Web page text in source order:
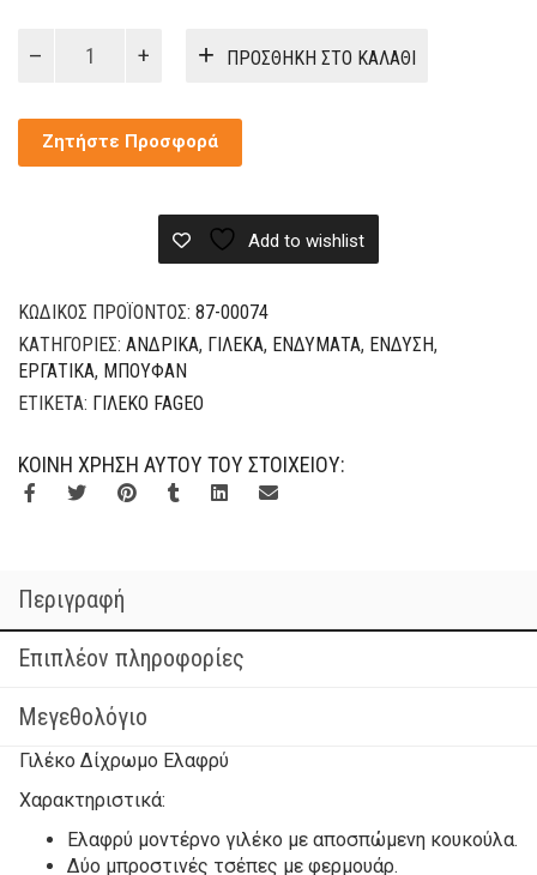
ΔΙΧΡΩΜΟ
ποσότητα
ΠΡΟΣΘΉΚΗ ΣΤΟ ΚΑΛΆΘΙ
Ζητήστε Προσφορά
Add to wishlist
ΚΩΔΙΚΌΣ ΠΡΟΪΌΝΤΟΣ: 87-00074
ΚΑΤΗΓΟΡΊΕΣ: ΑΝΔΡΙΚΆ, ΓΙΛΈΚΑ, ΕΝΔΎΜΑΤΑ, ΈΝΔΥΣΗ,
ΕΡΓΑΤΙΚΆ, ΜΠΟΥΦΆΝ
ΕΤΙΚΈΤΑ: ΓΙΛΈΚΟ FAGEO
ΚΟΙΝΉ ΧΡΉΣΗ ΑΥΤΟΎ ΤΟΥ ΣΤΟΙΧΕΊΟΥ:
Περιγραφή
Επιπλέον πληροφορίες
Μεγεθολόγιο
Γιλέκο Δίχρωμο Ελαφρύ
Χαρακτηριστικά:
Ελαφρύ μοντέρνο γιλέκο με αποσπώμενη κουκούλα.
Δύο μπροστινές τσέπες με φερμουάρ.